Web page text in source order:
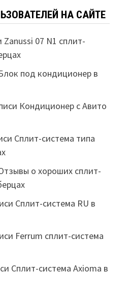
НА САЙТЕ
Zanussi 07 N1 сплит-
под кондиционер в
Кондиционер с Авито
Сплит-система типа
о хороших сплит-
Сплит-система RU в
Ferrum сплит-система
Сплит-система Axioma в